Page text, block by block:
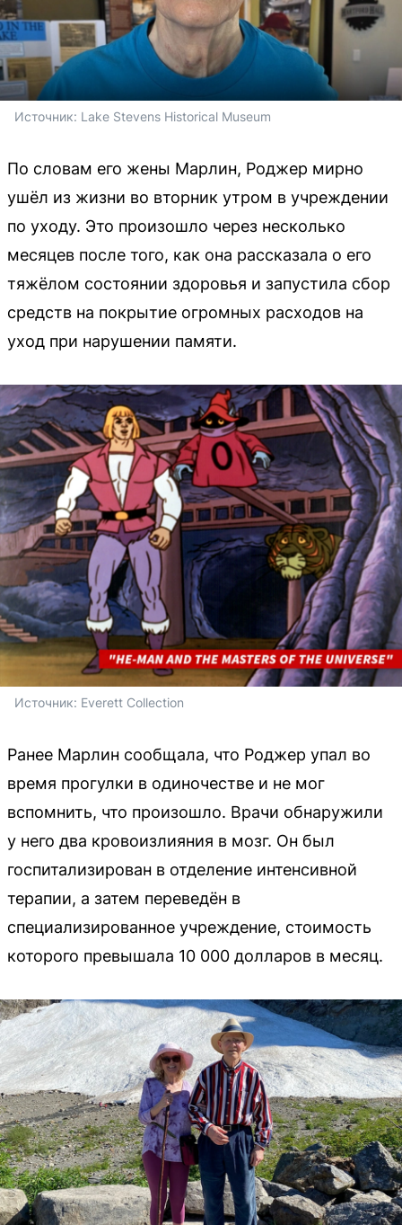
Источник: Lake Stevens Historical Museum
По словам его жены Марлин, Роджер мирно
ушёл из жизни во вторник утром в учреждении
по уходу. Это произошло через несколько
месяцев после того, как она рассказала о его
тяжёлом состоянии здоровья и запустила сбор
средств на покрытие огромных расходов на
уход при нарушении памяти.
Источник: Everett Collection
Ранее Марлин сообщала, что Роджер упал во
время прогулки в одиночестве и не мог
вспомнить, что произошло. Врачи обнаружили
у него два кровоизлияния в мозг. Он был
госпитализирован в отделение интенсивной
терапии, а затем переведён в
специализированное учреждение, стоимость
которого превышала 10 000 долларов в месяц.